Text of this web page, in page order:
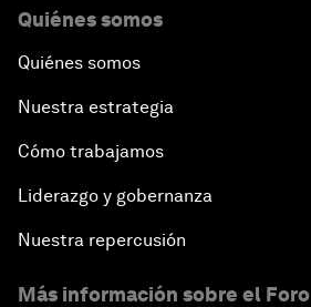
Quiénes somos
Quiénes somos
Nuestra estrategia
Cómo trabajamos
Liderazgo y gobernanza
Nuestra repercusión
Más información sobre el Foro